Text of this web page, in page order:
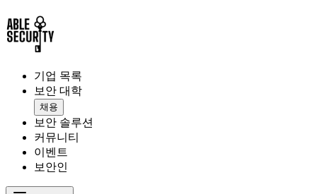
기업 목록
보안 대학
채용
보안 솔루션
커뮤니티
이벤트
보안인